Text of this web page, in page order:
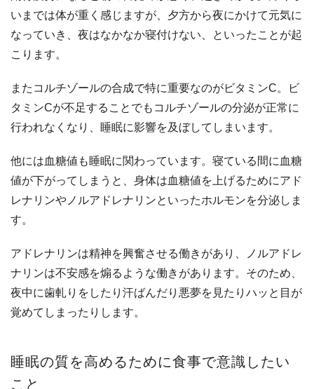
いまでは体が重く感じますが、夕方から夜にかけて元気に
なっていき、夜はなかなか寝付けない、といったことが起
こります。
またコルチゾールの合成で特に重要なのがビタミンC。ビ
タミンCが不足することでもコルチゾールの分泌が正常に
行われなくなり、睡眠に影響を及ぼしてしまいます。
他には血糖値も睡眠に関わっています。寝ている間に血糖
値が下がってしまうと、身体は血糖値を上げるためにアド
レナリンやノルアドレナリンといったホルモンを分泌しま
す。
アドレナリンは精神を興奮させる働きがあり、ノルアドレ
ナリンは不安感を煽るような働きがあります。そのため、
夜中に歯軋りをしたり汗ばんだり悪夢を見たりハッと目が
覚めてしまったりします。
睡眠の質を高めるために食事で意識したい
こと